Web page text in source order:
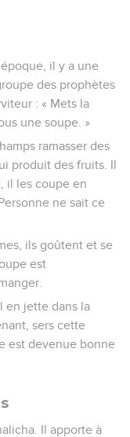
il y a une
des prophètes
: « Mets la
une soupe. »
ramasser des
produit des fruits. Il
il les coupe en
ne sait ce
ils goûtent et se
est
en jette dans la
sers cette
est devenue bonne
Il apporte à